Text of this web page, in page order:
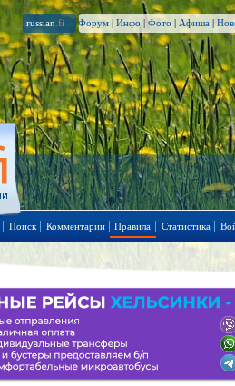
russian .fi Форум | Инфо | Фото | Афиша |
Поиск Комментарии Правила Статистика